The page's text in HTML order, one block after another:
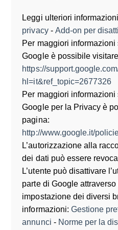
Leggi ulteriori
privacy- Add-on per
Per maggiori
Google è possibile
https://
hl=it&ref_topic=2677326
Per maggiori
Google per la Privacy è
pagina:
http://www.google.it/
L’autorizzazione alla
dei dati può essere
L’utente può disattivare
parte di Google
impostazione dei diversi
informazioni: Gestione
annunci - Norme per la